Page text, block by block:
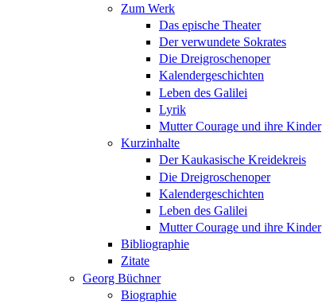
Zum Werk
Das epische Theater
Der verwundete Sokrates
Die Dreigroschenoper
Kalendergeschichten
Leben des Galilei
Lyrik
Mutter Courage und ihre Kinder
Kurzinhalte
Der Kaukasische Kreidekreis
Die Dreigroschenoper
Kalendergeschichten
Leben des Galilei
Mutter Courage und ihre Kinder
Bibliographie
Zitate
Georg Büchner
Biographie